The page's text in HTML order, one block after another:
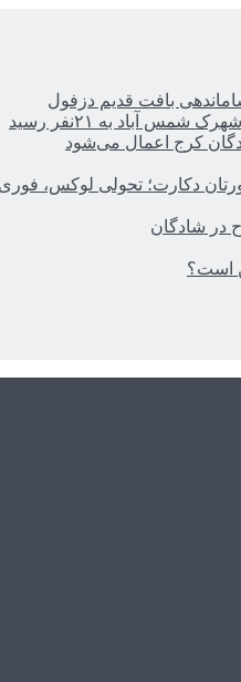
آباد به ۲۱نفر رسید
کرج اعمال می‌شود
دکارت؛ تحولی لوکس،
در شادگان
است؟